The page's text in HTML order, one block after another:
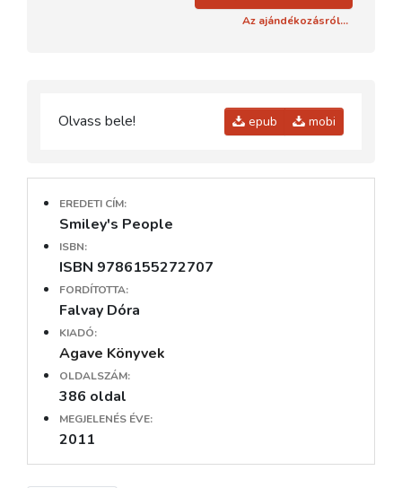
Az ajándékozásról...
Olvass bele! epub mobi
EREDETI CÍM:
Smiley's People
ISBN:
ISBN 9786155272707
FORDÍTOTTA:
Falvay Dóra
KIADÓ:
Agave Könyvek
OLDALSZÁM:
386 oldal
MEGJELENÉS ÉVE:
2011